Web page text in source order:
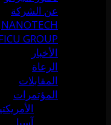
عن الشركة
NANOTECH
GROUP
الأخبار
الرعاة
المقابلات
المؤتمرات